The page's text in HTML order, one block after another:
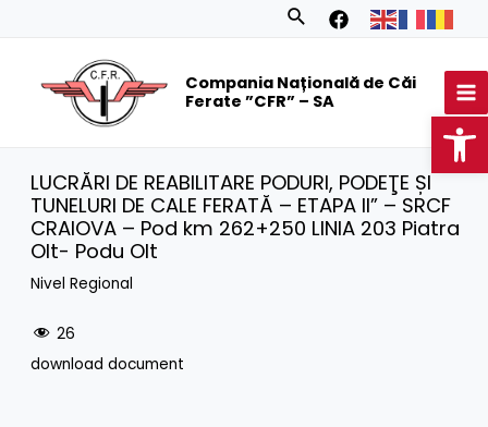
Search
Compania Națională de Căi
Ferate ”CFR” – SA
LUCRĂRI DE REABILITARE PODURI, PODEŢE ȘI
TUNELURI DE CALE FERATĂ – ETAPA II” – SRCF
CRAIOVA – Pod km 262+250 LINIA 203 Piatra
Olt- Podu Olt
Nivel Regional
26
download document